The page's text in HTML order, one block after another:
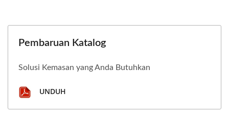
Pembaruan Katalog
Solusi Kemasan yang Anda Butuhkan
UNDUH